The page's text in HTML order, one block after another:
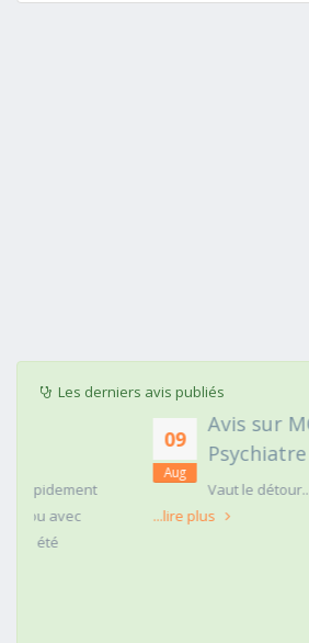
Les derniers avis publiés
Avis sur MOUNIA
Psychiatre
Vaut le détour... Un grand
...lire plus